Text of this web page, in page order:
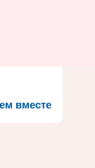
вместе